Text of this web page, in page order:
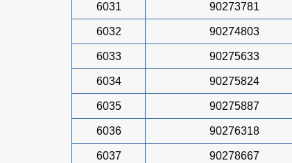
6031 90273781
6032 90274803
6033 90275633
6034 90275824
6035 90275887
6036 90276318
6037 90278667